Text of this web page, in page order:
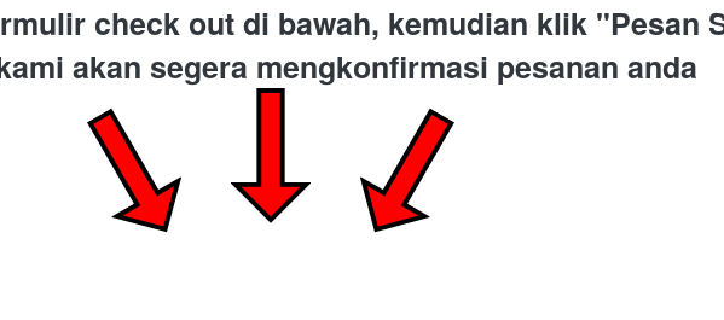
check out di bawah, kemudian klik "Pesan
akan segera mengkonfirmasi pesanan anda